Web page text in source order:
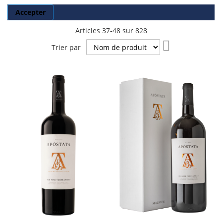
Accepter
Articles 37-48sur 828
Trier par